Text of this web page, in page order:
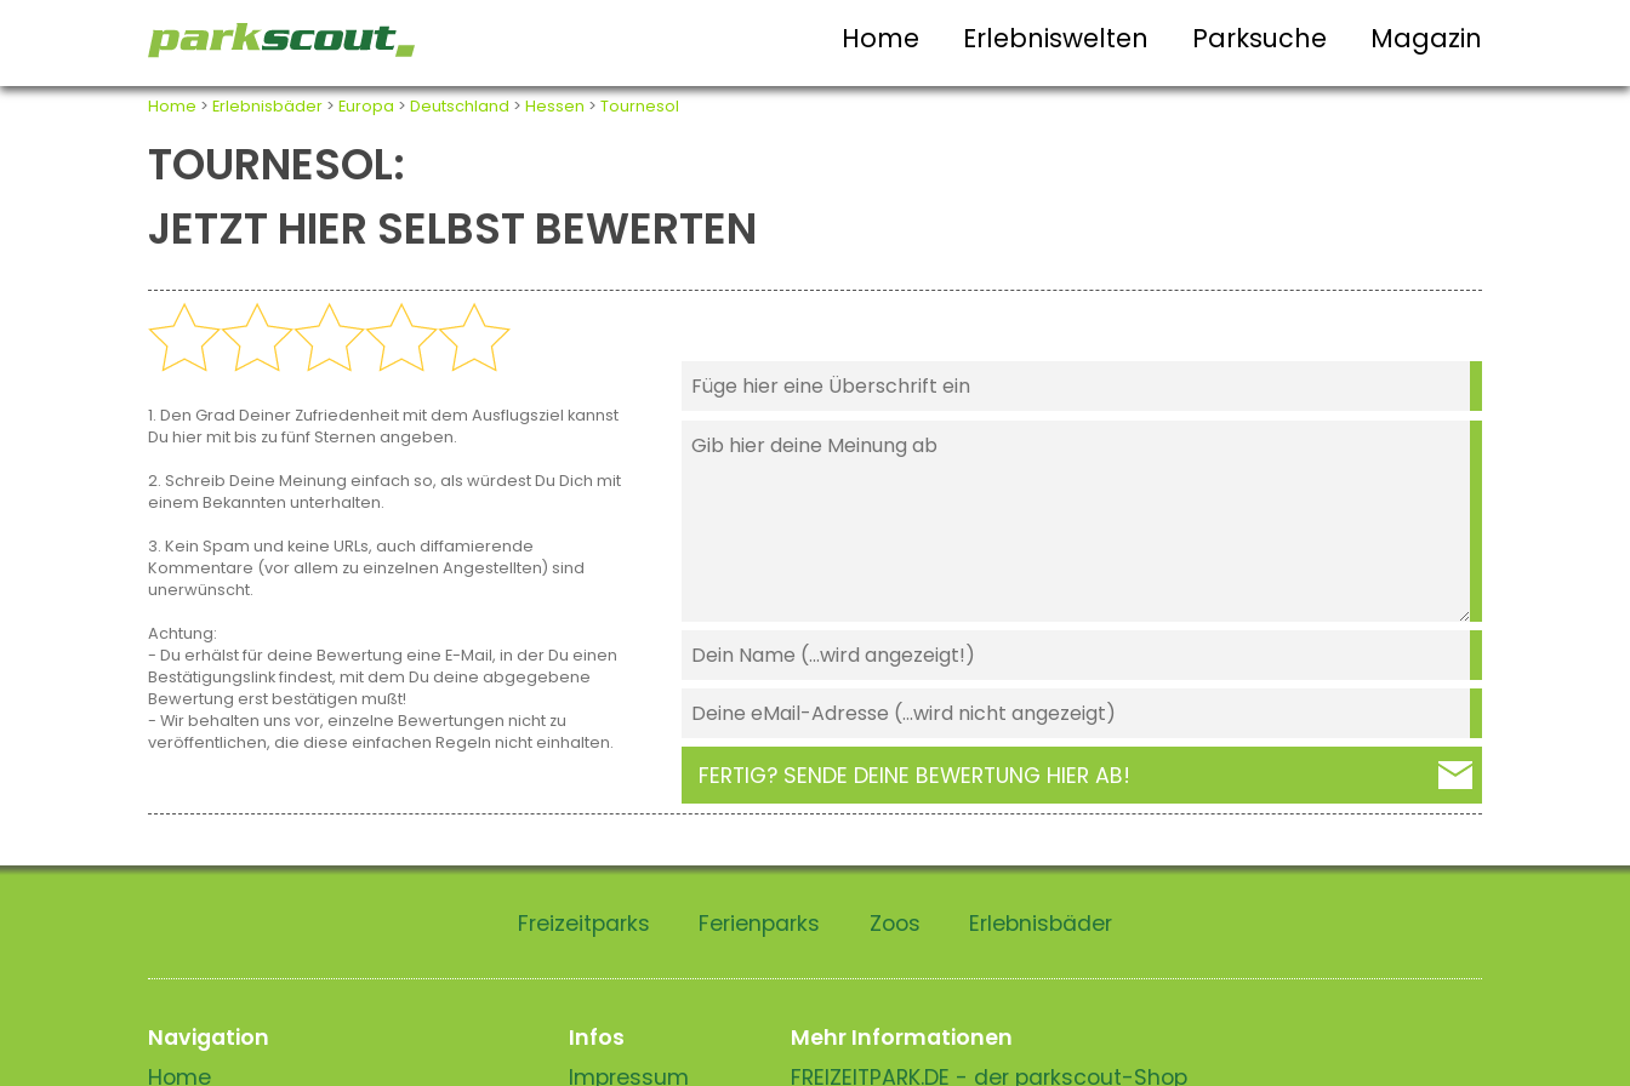
Home Erlebniswelten Parksuche Magazin
Home > Erlebnisbäder > Europa > Deutschland > Hessen > Tournesol
TOURNESOL:
JETZT HIER SELBST BEWERTEN
1. Den Grad Deiner Zufriedenheit mit dem Ausflugsziel kannst
Du hier mit bis zu fünf Sternen angeben.
2. Schreib Deine Meinung einfach so, als würdest Du Dich mit
einem Bekannten unterhalten.
3. Kein Spam und keine URLs, auch diffamierende
Kommentare (vor allem zu einzelnen Angestellten) sind
unerwünscht.
Achtung:
- Du erhälst für deine Bewertung eine E-Mail, in der Du einen
Bestätigungslink findest, mit dem Du deine abgegebene
Bewertung erst bestätigen mußt!
- Wir behalten uns vor, einzelne Bewertungen nicht zu
veröffentlichen, die diese einfachen Regeln nicht einhalten.
FERTIG? SENDE DEINE BEWERTUNG HIER AB!
Freizeitparks Ferienparks Zoos Erlebnisbäder
Navigation
Home
Infos
Impressum
Mehr Informationen
FREIZEITPARK.DE - der parkscout-Shop